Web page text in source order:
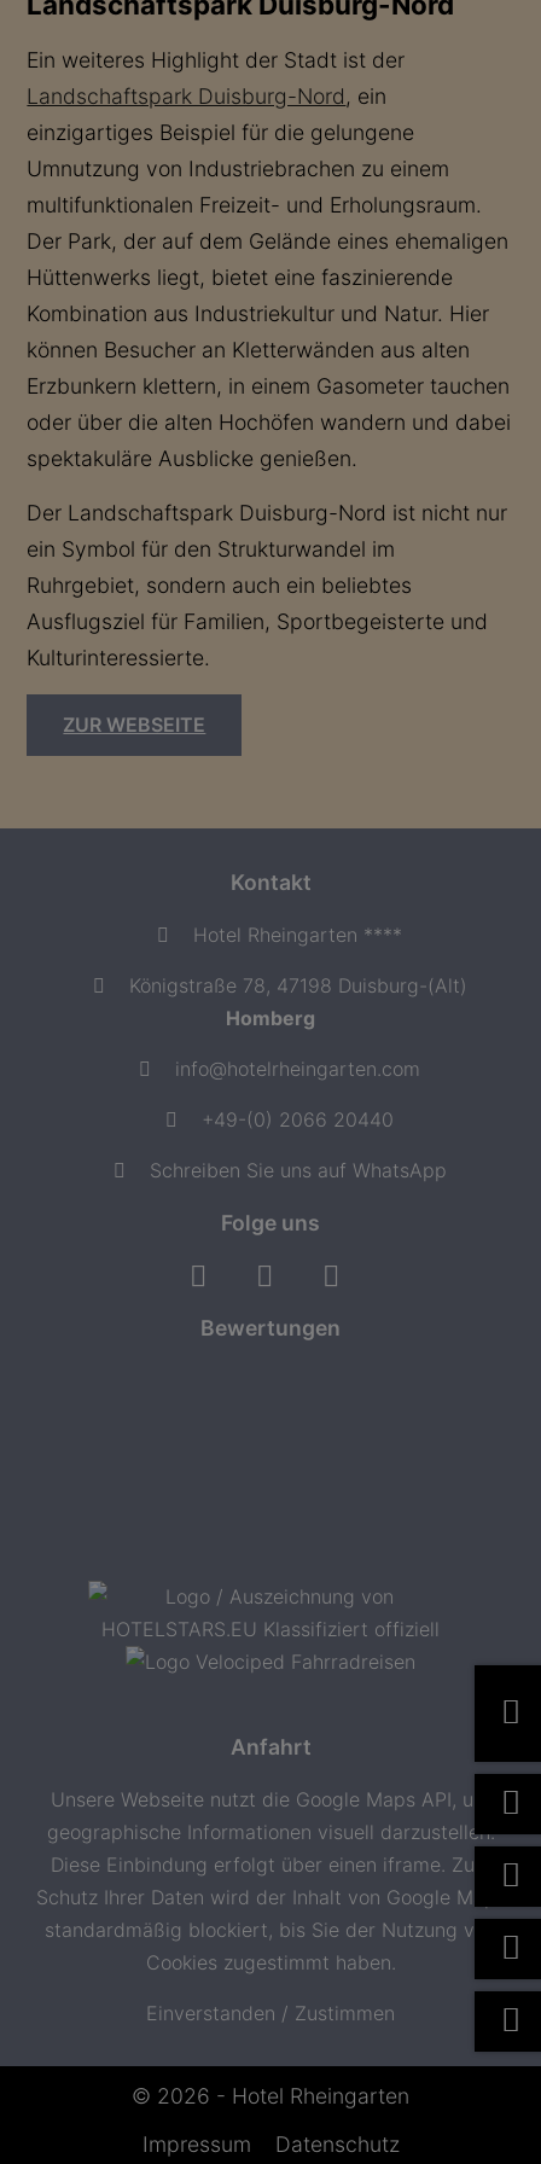
Ein weiteres Highlight der Stadt ist der
Landschaftspark Duisburg-Nord, ein
einzigartiges Beispiel für die gelungene
Umnutzung von Industriebrachen zu einem
multifunktionalen Freizeit- und Erholungsraum.
Der Park, der auf dem Gelände eines ehemaligen
Hüttenwerks liegt, bietet eine faszinierende
Kombination aus Industriekultur und Natur. Hier
können Besucher an Kletterwänden aus alten
Erzbunkern klettern, in einem Gasometer tauchen
oder über die alten Hochöfen wandern und dabei
spektakuläre Ausblicke genießen.
Der Landschaftspark Duisburg-Nord ist nicht nur
ein Symbol für den Strukturwandel im
Ruhrgebiet, sondern auch ein beliebtes
Ausflugsziel für Familien, Sportbegeisterte und
Kulturinteressierte.
ZUR WEBSEITE
Kontakt
Hotel Rheingarten ****
Königstraße 78, 47198 Duisburg-(Alt)
Homberg
info@hotelrheingarten.com
+49-(0) 2066 20440
Schreiben Sie uns auf WhatsApp
Folge uns
Bewertungen
Anfahrt
Unsere Webseite nutzt die Google Maps API, um
geographische Informationen visuell darzustellen.
Diese Einbindung erfolgt über einen iframe. Zum
Schutz Ihrer Daten wird der Inhalt von Google Maps
standardmäßig blockiert, bis Sie der Nutzung von
Cookies zugestimmt haben.
Einverstanden / Zustimmen
© 2026 - Hotel Rheingarten
Impressum
Datenschutz